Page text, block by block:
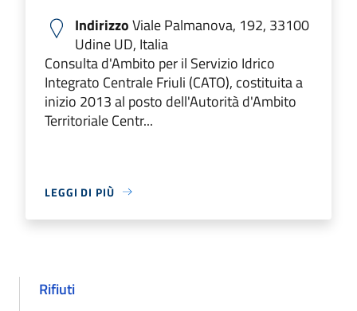
IndirizzoViale Palmanova, 192, 33100
Udine UD, Italia
Consulta d'Ambito per il Servizio Idrico
Integrato Centrale Friuli (CATO), costituita a
inizio 2013 al posto dell'Autorità d'Ambito
Territoriale Centr...
LEGGI DI PIÙ
Rifiuti